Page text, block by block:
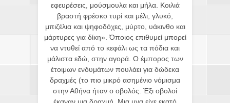
εφευρέσεις, μούσμουλα και μήλα. Κοιλιά
βραστή φρέσκο τυρί και μέλι, γλυκό,
μπιζέλια και ψηφοδόχες, μύρτο, υάκινθο και
μάρτυρες για δίκη». Όποιος επιθυμεί μπορεί
να ντυθεί από το κεφάλι ως τα πόδια και
μάλιστα εδώ, στην αγορά. Ο έμπορος των
έτοιμων ενδυμάτων πουλάει για δώδεκα
δραχμές (το πιο μικρό ασημένιο νόμισμα
στην Αθήνα ήταν ο οβολός. Έξι οβολοί